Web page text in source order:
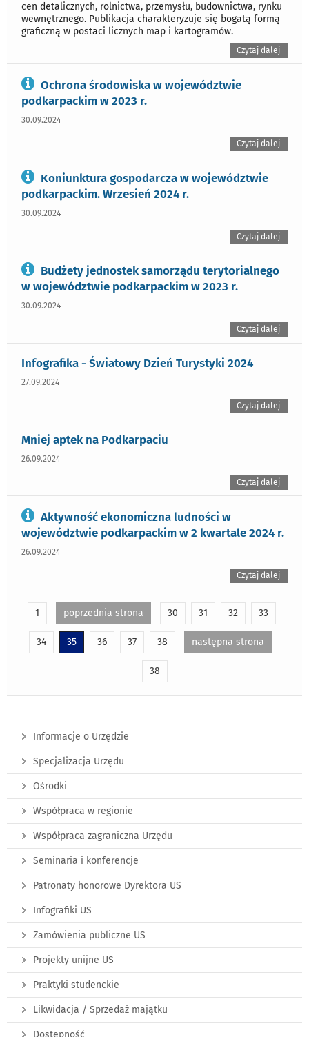
cen detalicznych, rolnictwa, przemysłu, budownictwa, rynku
wewnętrznego. Publikacja charakteryzuje się bogatą formą
graficzną w postaci licznych map i kartogramów.
Czytaj dalej
Ochrona środowiska w województwie
podkarpackim w 2023 r.
30.09.2024
Czytaj dalej
Koniunktura gospodarcza w województwie
podkarpackim. Wrzesień 2024 r.
30.09.2024
Czytaj dalej
Budżety jednostek samorządu terytorialnego
w województwie podkarpackim w 2023 r.
30.09.2024
Czytaj dalej
Infografika - Światowy Dzień Turystyki 2024
27.09.2024
Czytaj dalej
Mniej aptek na Podkarpaciu
26.09.2024
Czytaj dalej
Aktywność ekonomiczna ludności w
województwie podkarpackim w 2 kwartale 2024 r.
26.09.2024
Czytaj dalej
1 poprzednia strona 30 31 32 33
34 35 36 37 38 następna strona
38
Informacje o Urzędzie
Specjalizacja Urzędu
Ośrodki
Współpraca w regionie
Współpraca zagraniczna Urzędu
Seminaria i konferencje
Patronaty honorowe Dyrektora US
Infografiki US
Zamówienia publiczne US
Projekty unijne US
Praktyki studenckie
Likwidacja / Sprzedaż majątku
Dostępność